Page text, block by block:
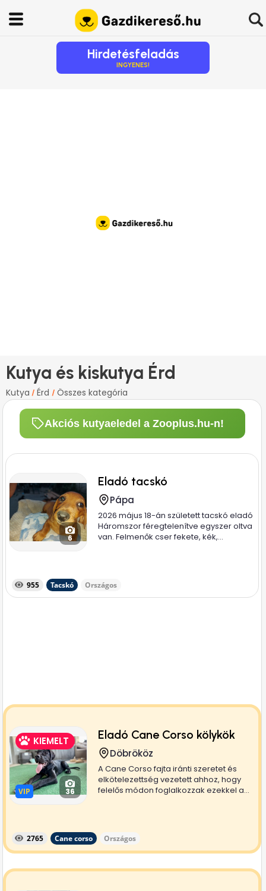
Hirdetésfeladás
INGYENES!
Kutya és kiskutya Érd
Kutya / Érd / Összes kategória
Akciós kutyaeledel a Zooplus.hu-n!
6
Eladó tacskó
Pápa
2026 május 18-án született tacskó eladó
Háromszor féregtelenítve egyszer oltva
van. Felmenők cser fekete, kék,...
955 Tacskó Országos
KIEMELT
VIP
VIP 36
Eladó Cane Corso kölykök
Döbrököz
A Cane Corso fajta iránti szeretet és
elkötelezettség vezetett ahhoz, hogy
felelős módon foglalkozzak ezekkel a...
2765 Cane corso Országos